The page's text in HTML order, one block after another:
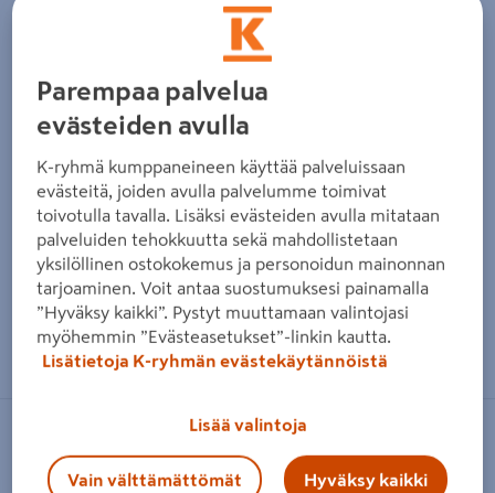
Zoomaa kuvaa sormilla kosketusnäytöllä
Tapetti Borås Anno 4529 kuitu
Parempaa palvelua
evästeiden avulla
K-ryhmä kumppaneineen käyttää palveluissaan
evästeitä, joiden avulla palvelumme toimivat
toivotulla tavalla. Lisäksi evästeiden avulla mitataan
palveluiden tehokkuutta sekä mahdollistetaan
yksilöllinen ostokokemus ja personoidun mainonnan
tarjoaminen. Voit antaa suostumuksesi painamalla
”Hyväksy kaikki”. Pystyt muuttamaan valintojasi
myöhemmin ”Evästeasetukset”-linkin kautta.
Lisätietoja K-ryhmän evästekäytännöistä
Lisää valintoja
Vain välttämättömät Hyväksy kaikki